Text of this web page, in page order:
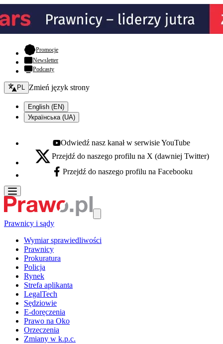
Promocje- otwiera się w nowej karcie
Newsletter
Podcasty
Zmień język - bieżący:
PL Zmień język strony
English (EN)
Українська (UA)
Youtube - otwiera się w nowej karcie
Odwiedź nasz kanał w serwisie YouTube
X - otwiera się w nowej karcie
Przejdź do naszego profilu na X (dawniej Twitter)
Facebook - otwiera się w nowej karcie
Przejdź do naszego profilu na Facebooku
Prawnicy i sądy
Wymiar sprawiedliwości
Prawnicy
Prokuratura
Policja
Rynek
Strefa aplikanta
LegalTech
Sędziowie
E-doręczenia
Prawo na Oko
Orzeczenia
Zmiany w k.p.c.